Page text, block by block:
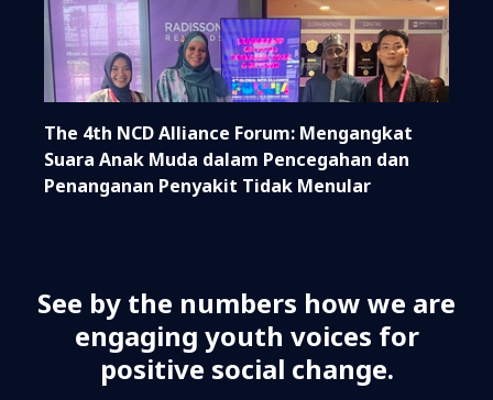
The 4th NCD Alliance Forum: Mengangkat
Suara Anak Muda dalam Pencegahan dan
Penanganan Penyakit Tidak Menular
See by the numbers how we are
engaging youth voices for
positive social change.